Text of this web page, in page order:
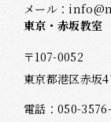
メール：
東京・赤坂教室
〒107-0052
東京都港区赤坂
電話：050-